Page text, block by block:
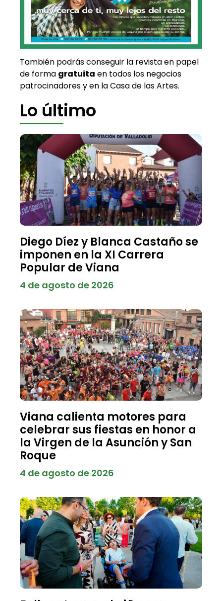
También podrás conseguir la revista en papel
de forma gratuita en todos los negocios
patrocinadores y en la Casa de las Artes.
Lo último
Diego Díez y Blanca Castaño se
imponen en la XI Carrera
Popular de Viana
4 de agosto de 2026
Viana calienta motores para
celebrar sus fiestas en honor a
la Virgen de la Asunción y San
Roque
4 de agosto de 2026